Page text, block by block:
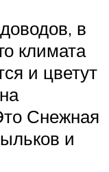
в
климата
и цветут
Снежная
и